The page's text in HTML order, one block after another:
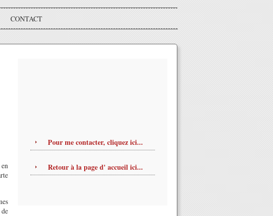
CONTACT
Pour me contacter, cliquez ici...
Retour à la page d' accueil ici...